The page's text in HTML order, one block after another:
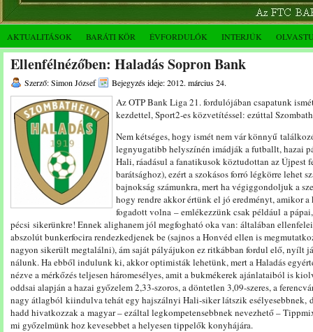
AKTUALITÁSOK BARÁTI KÖR ÉVFORDULÓK INTERJÚK
Ellenfélnézőben: Haladás Sopron Bank
Szerző: Simon József Bejegyzés ideje: 2012. március 24.
Az OTP Bank Liga 21. fordulójában csapatunk
kezdettel, Sport2-es közvetítéssel: ezúttal
Nem kétséges, hogy ismét nem vár könnyű
legnyugatibb helyszínén imádják a futballt, hazai
Hali, ráadásul a fanatikusok köztudottan az Újpest
barátsághoz), ezért a szokásos forró légkörre lehet
bajnokság számunkra, mert ha végiggondoljuk a
hogy rendre akkor értünk el jó eredményt, amikor
fogadott volna – emlékezzünk csak például a
pécsi sikerünkre! Ennek alighanem jól megfogható oka van: általában
abszolút bunkerfocira rendezkedjenek be (sajnos a Honvéd ellen is
nagyon sikerült megtalálni), ám saját pályájukon ez ritkábban fordul elő, nyílt
nálunk. Ha ebből indulunk ki, akkor optimisták lehetünk, mert a Haladás
nézve a mérkőzés teljesen háromesélyes, amit a bukmékerek ajánlataiból is
oddsai alapján a hazai győzelem 2,33-szoros, a döntetlen 3,09-szeres, a
nagy átlagból kiindulva tehát egy hajszálnyi Hali-siker látszik esélyesebbnek,
hadd hivatkozzak a magyar – ezáltal legkompetensebbnek nevezhető –
mi győzelmünk hoz kevesebbet a helyesen tippelők konyhájára.